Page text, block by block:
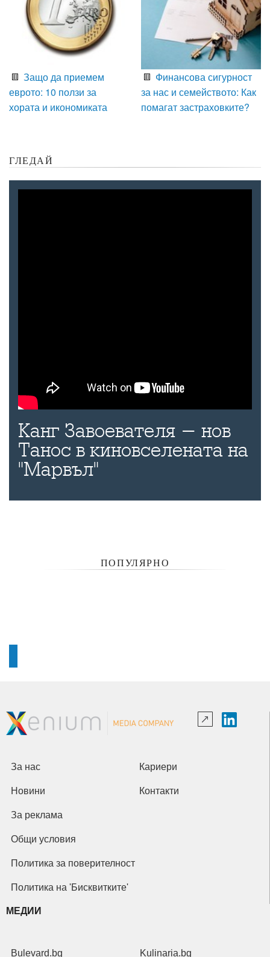
Защо да приемем
еврото: 10 ползи за
хората и икономиката
Финансова сигурност
за нас и семейството: Как
помагат застраховките?
ГЛЕДАЙ
Канг Завоевателя - нов
Танос в киновселената на
"Марвъл"
ПОПУЛЯРНО
За нас Кариери
Новини Контакти
За реклама
Общи условия
Политика за поверителност
Политика на 'Бисквитките'
МЕДИИ
Bulevard.bg Kulinaria.bg